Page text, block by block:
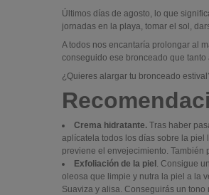
Últimos días de agosto, lo que
jornadas en la playa, tomar el sol,
A todos nos encantaría prolongar al
conseguido ese bronceado que
¿Quieres alargar tu bronceado
Crema hidratante. Tras haber
aplícatela todos los días sobre la piel
previene el envejecimiento. También
Exfoliación de la piel. Consigue
oleosa que limpie y nutra la piel a la
Suaviza y alisa. Conseguirás un